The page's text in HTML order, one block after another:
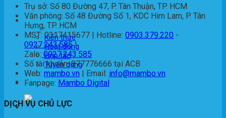
Thông tin
Kiến thức
Hoạt động
Hợp tác
Tuyển dụng
Liên Hệ
VI
Trụ sở: Số 80 Đường 47, P. Tân Thuận, TP. HCM
Văn phòng: Số 48 Đường Số 1, KDC Him Lam, P. Tân
Hưng, TP. HCM
MST: 0317415677 | Hotline: 0903.379.220 -
0927.243.585|
Zalo: 0927.243.585
Số tài khoản: 877776666 tại ACB
Web: mambo.vn | Email: info@mambo.vn
Fanpage: Mambo Digital
DỊCH VỤ CHỦ LỰC